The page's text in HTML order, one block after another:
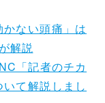
ない頭痛」は
解説
「記者のチカ
て解説しまし